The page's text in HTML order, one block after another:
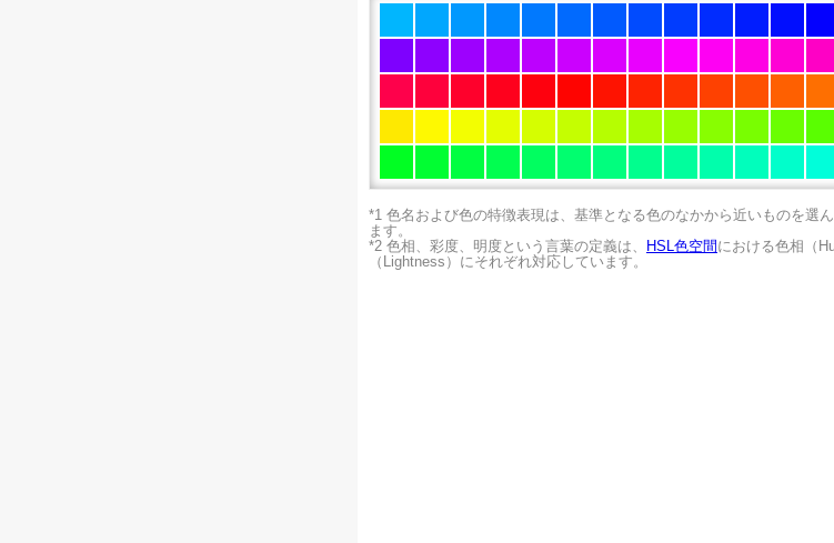
*1 色名および色の特徴表現は、基準となる色のなかから近いものを選
ます。
*2 色相、彩度、明度という言葉の定義は、
HSL色空間 における色相（
（Lightness）にそれぞれ対応しています。